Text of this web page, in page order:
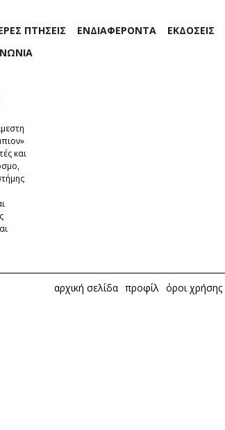
ΠΤΗΣΕΙΣ ΕΝΔΙΑΦΕΡΟΝΤΑ ΕΚΔΟΣΕΙΣ
και
αρχική σελίδα προφίλ όροι χρήσης